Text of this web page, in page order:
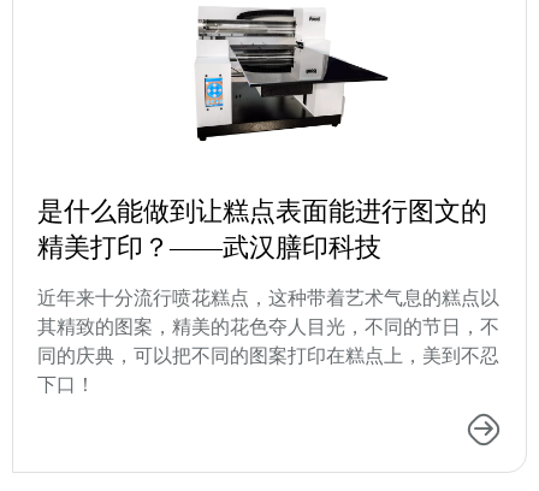
是什么能做到让糕点表面能进行图文的
精美打印？——武汉膳印科技
近年来十分流行喷花糕点，这种带着艺术气息的糕点以
其精致的图案，精美的花色夺人目光，不同的节日，不
同的庆典，可以把不同的图案打印在糕点上，美到不忍
下口！